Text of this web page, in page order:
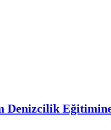
Eğitimine